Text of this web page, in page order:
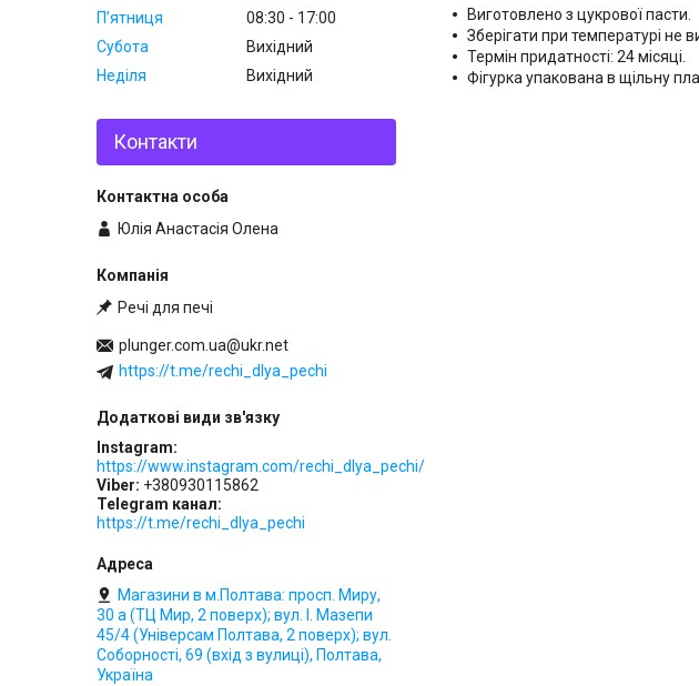
Виготовлено з цукрової пасти.
Зберігати при температурі не
Термін придатності: 24 місяці.
Фігурка упакована в щільну
Пʼятниця
08:30
17:00
Субота
Вихідний
Неділя
Вихідний
Контакти
Юлія Анастасія Олена
Речі для печі
plunger.com.ua@ukr.net
https://t.me/rechi_dlya_pechi
Instagram
https://www.instagram.com/rechi_dlya_pechi/
Viber +380930115862
Telegram канал
https://t.me/rechi_dlya_pechi
Магазини в м.Полтава: просп. Миру,
30 а (ТЦ Мир, 2 поверх); вул. І. Мазепи
45/4 (Універсам Полтава, 2 поверх); вул.
Соборності, 69 (вхід з вулиці), Полтава,
Україна